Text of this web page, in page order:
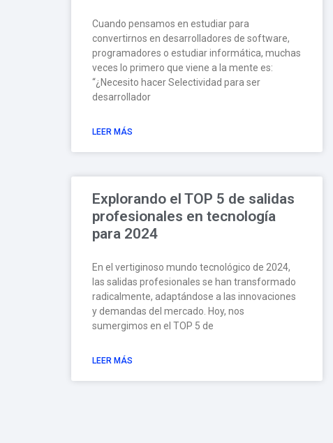
Cuando pensamos en estudiar para
convertirnos en desarrolladores de software,
programadores o estudiar informática, muchas
veces lo primero que viene a la mente es:
“¿Necesito hacer Selectividad para ser
desarrollador
LEER MÁS
Explorando el TOP 5 de salidas
profesionales en tecnología
para 2024
En el vertiginoso mundo tecnológico de 2024,
las salidas profesionales se han transformado
radicalmente, adaptándose a las innovaciones
y demandas del mercado. Hoy, nos
sumergimos en el TOP 5 de
LEER MÁS